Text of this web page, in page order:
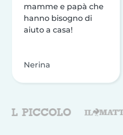
mamme e papà che
hanno bisogno di
aiuto a casa!
Nerina